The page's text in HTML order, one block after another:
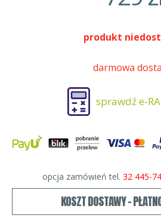
produkt
darmowa
sprawdź e-
opcja zamówień tel. 32 445-
KOSZT DOSTAWY -